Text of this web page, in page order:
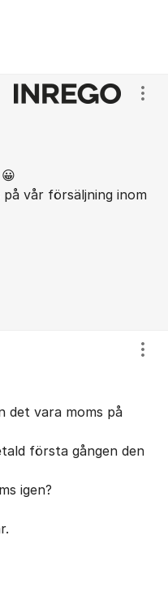
vår försäljning inom
det vara moms på
första gången den
igen?